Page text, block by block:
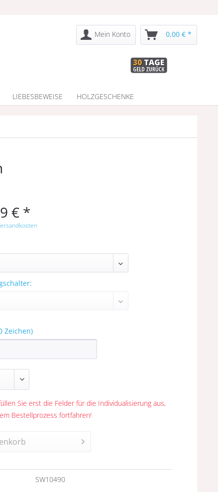
Mein Konto 0,00 € *
LIEBESBEWEISE HOLZGESCHENKE
€ *
Zeichen)
Sie erst die Felder für die Individualisierung aus,
Bestellprozess fortfahren!
SW10490